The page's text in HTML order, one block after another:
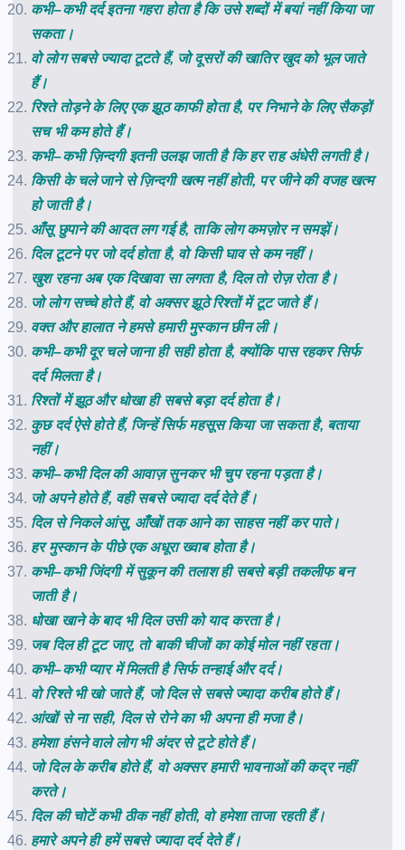
कभी–कभी दर्द इतना गहरा होता है कि उसे शब्दों में बयां नहीं किया जा
सकता।
वो लोग सबसे ज्यादा टूटते हैं, जो दूसरों की खातिर खुद को भूल जाते
हैं।
रिश्ते तोड़ने के लिए एक झूठ काफी होता है, पर निभाने के लिए सैकड़ों
सच भी कम होते हैं।
कभी–कभी ज़िन्दगी इतनी उलझ जाती है कि हर राह अंधेरी लगती है।
किसी के चले जाने से ज़िन्दगी खत्म नहीं होती, पर जीने की वजह खत्म
हो जाती है।
आँसू छुपाने की आदत लग गई है, ताकि लोग कमज़ोर न समझें।
दिल टूटने पर जो दर्द होता है, वो किसी घाव से कम नहीं।
खुश रहना अब एक दिखावा सा लगता है, दिल तो रोज़ रोता है।
जो लोग सच्चे होते हैं, वो अक्सर झूठे रिश्तों में टूट जाते हैं।
वक्त और हालात ने हमसे हमारी मुस्कान छीन ली।
कभी–कभी दूर चले जाना ही सही होता है, क्योंकि पास रहकर सिर्फ
दर्द मिलता है।
रिश्तों में झूठ और धोखा ही सबसे बड़ा दर्द होता है।
कुछ दर्द ऐसे होते हैं, जिन्हें सिर्फ महसूस किया जा सकता है, बताया
नहीं।
कभी–कभी दिल की आवाज़ सुनकर भी चुप रहना पड़ता है।
जो अपने होते हैं, वही सबसे ज्यादा दर्द देते हैं।
दिल से निकले आंसू, आँखों तक आने का साहस नहीं कर पाते।
हर मुस्कान के पीछे एक अधूरा ख्वाब होता है।
कभी–कभी जिंदगी में सुकून की तलाश ही सबसे बड़ी तकलीफ बन
जाती है।
धोखा खाने के बाद भी दिल उसी को याद करता है।
जब दिल ही टूट जाए, तो बाकी चीजों का कोई मोल नहीं रहता।
कभी–कभी प्यार में मिलती है सिर्फ तन्हाई और दर्द।
वो रिश्ते भी खो जाते हैं, जो दिल से सबसे ज्यादा करीब होते हैं।
आंखों से ना सही, दिल से रोने का भी अपना ही मजा है।
हमेशा हंसने वाले लोग भी अंदर से टूटे होते हैं।
जो दिल के करीब होते हैं, वो अक्सर हमारी भावनाओं की कद्र नहीं
करते।
दिल की चोटें कभी ठीक नहीं होती, वो हमेशा ताजा रहती हैं।
हमारे अपने ही हमें सबसे ज्यादा दर्द देते हैं।